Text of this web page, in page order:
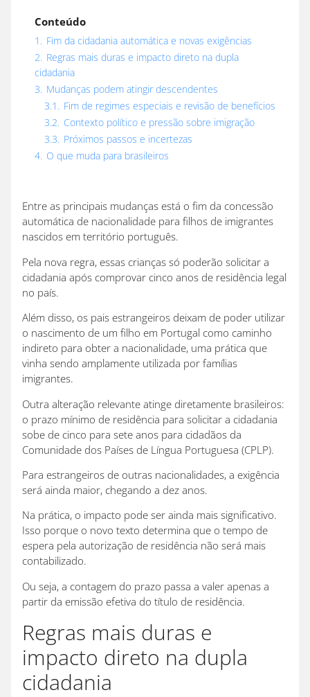
Conteúdo
1. Fim da cidadania automática e novas exigências
2. Regras mais duras e impacto direto na dupla
cidadania
3. Mudanças podem atingir descendentes
3.1. Fim de regimes especiais e revisão de benefícios
3.2. Contexto político e pressão sobre imigração
3.3. Próximos passos e incertezas
4. O que muda para brasileiros
Entre as principais mudanças está o fim da concessão
automática de nacionalidade para filhos de imigrantes
nascidos em território português.
Pela nova regra, essas crianças só poderão solicitar a
cidadania após comprovar cinco anos de residência legal
no país.
Além disso, os pais estrangeiros deixam de poder utilizar
o nascimento de um filho em Portugal como caminho
indireto para obter a nacionalidade, uma prática que
vinha sendo amplamente utilizada por famílias
imigrantes.
Outra alteração relevante atinge diretamente brasileiros:
o prazo mínimo de residência para solicitar a cidadania
sobe de cinco para sete anos para cidadãos da
Comunidade dos Países de Língua Portuguesa (CPLP).
Para estrangeiros de outras nacionalidades, a exigência
será ainda maior, chegando a dez anos.
Na prática, o impacto pode ser ainda mais significativo.
Isso porque o novo texto determina que o tempo de
espera pela autorização de residência não será mais
contabilizado.
Ou seja, a contagem do prazo passa a valer apenas a
partir da emissão efetiva do título de residência.
Regras mais duras e
impacto direto na dupla
cidadania